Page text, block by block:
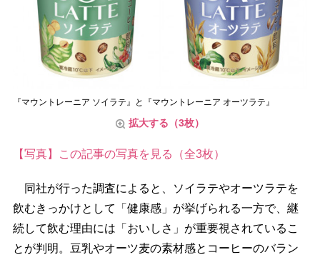
『マウントレーニア ソイラテ』と『マウントレーニア オーツラテ』
拡大する（3枚）
【写真】この記事の写真を見る（全3枚）
同社が行った調査によると、ソイラテやオーツラテを
飲むきっかけとして「健康感」が挙げられる一方で、継
続して飲む理由には「おいしさ」が重要視されているこ
とが判明。豆乳やオーツ麦の素材感とコーヒーのバラン